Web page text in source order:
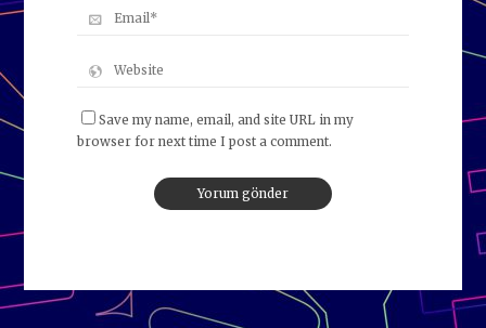
Save my name, email, and site URL in my
browser for next time I post a comment.